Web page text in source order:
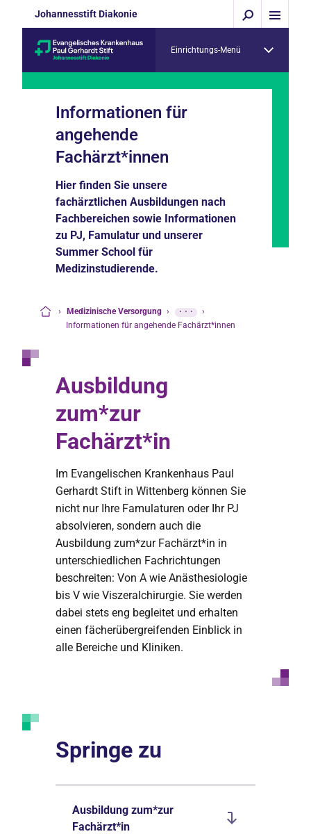
Johannesstift Diakonie
Einrichtungs-Menü
Informationen für
angehende
Fachärzt*innen
Hier finden Sie unsere
fachärztlichen Ausbildungen nach
Fachbereichen sowie Informationen
zu PJ, Famulatur und unserer
Summer School für
Medizinstudierende.
› Medizinische Versorgung › ···
›
Informationen für angehende Fachärzt*innen
Ausbildung
zum*zur
Fachärzt*in
Im Evangelischen Krankenhaus Paul
Gerhardt Stift in Wittenberg können Sie
nicht nur Ihre Famulaturen oder Ihr PJ
absolvieren, sondern auch die
Ausbildung zum*zur Fachärzt*in in
unterschiedlichen Fachrichtungen
beschreiten: Von A wie Anästhesiologie
bis V wie Viszeralchirurgie. Sie werden
dabei stets eng begleitet und erhalten
einen fächerübergreifenden Einblick in
alle Bereiche und Kliniken.
Springe zu
Ausbildung zum*zur
Fachärzt*in